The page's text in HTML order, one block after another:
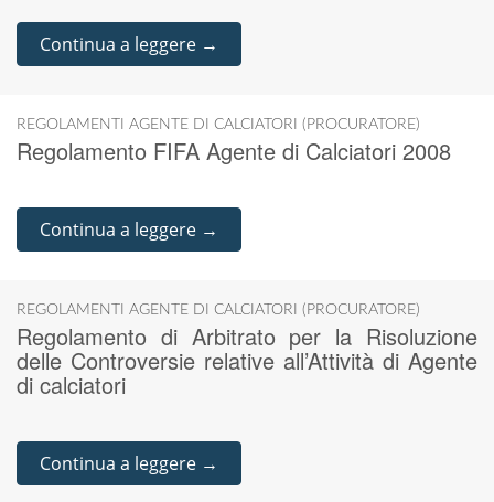
Continua a leggere →
REGOLAMENTI AGENTE DI CALCIATORI (PROCURATORE)
Regolamento FIFA Agente di Calciatori 2008
Continua a leggere →
REGOLAMENTI AGENTE DI CALCIATORI (PROCURATORE)
Regolamento di Arbitrato per la Risoluzione
delle Controversie relative all’Attività di Agente
di calciatori
Continua a leggere →